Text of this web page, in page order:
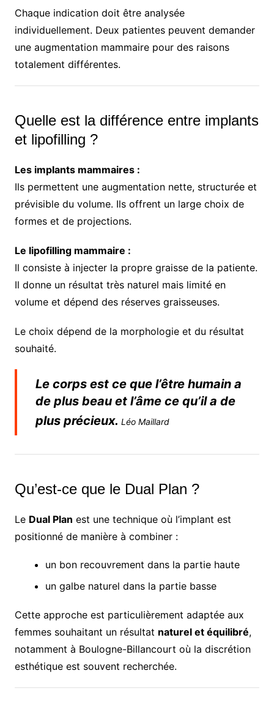
Chaque indication doit être analysée
individuellement. Deux patientes peuvent demander
une augmentation mammaire pour des raisons
totalement différentes.
Quelle est la différence entre implants
et lipofilling ?
Les implants mammaires :
Ils permettent une augmentation nette, structurée et
prévisible du volume. Ils offrent un large choix de
formes et de projections.
Le lipofilling mammaire :
Il consiste à injecter la propre graisse de la patiente.
Il donne un résultat très naturel mais limité en
volume et dépend des réserves graisseuses.
Le choix dépend de la morphologie et du résultat
souhaité.
Le corps est ce que l’être humain a
de plus beau et l’âme ce qu’il a de
plus précieux. Léo Maillard
Qu’est-ce que le Dual Plan ?
Le Dual Plan est une technique où l’implant est
positionné de manière à combiner :
un bon recouvrement dans la partie haute
un galbe naturel dans la partie basse
Cette approche est particulièrement adaptée aux
femmes souhaitant un résultat naturel et équilibré,
notamment à Boulogne-Billancourt où la discrétion
esthétique est souvent recherchée.